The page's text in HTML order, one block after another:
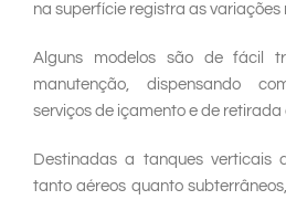
na superfície registra as variações
Alguns modelos são de fácil
manutenção, dispensando
serviços de içamento e de
Destinadas a tanques verticais
tanto aéreos quanto